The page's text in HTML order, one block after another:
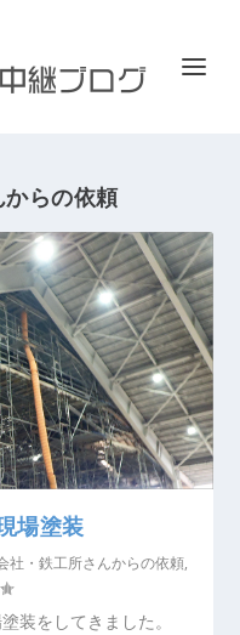
らの依頼
場塗装
社・鉄工所さんからの依頼,
装をしてきました。